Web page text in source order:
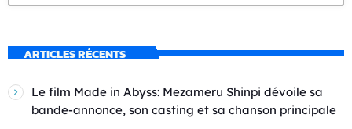
ARTICLES RÉCENTS
Le film Made in Abyss: Mezameru Shinpi dévoile sa
bande-annonce, son casting et sa chanson principale